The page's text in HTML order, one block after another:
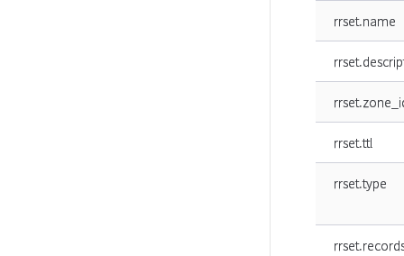
rrset.name
rrset.ttl
rrset.type